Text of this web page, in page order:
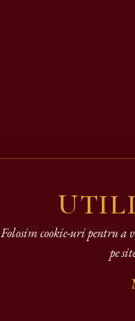
Folosim cookie-uri pentru a
pe